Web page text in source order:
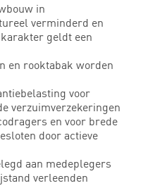
in
verminderd en
geldt een
en rooktabak worden
voor
verzuimverzekeringen
en voor brede
door actieve
aan medeplegers
verleenden